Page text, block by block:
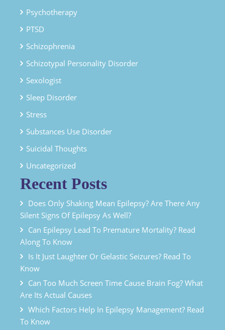
Psychotherapy
PTSD
Schizophrenia
Schizotypal Personality Disorder
Sexologist
Sleep Disorder
Stress
Substances Use Disorder
Suicidal Thoughts
Uncategorized
Recent Posts
Does Only Shaking Mean Epilepsy? Are There Any
Silent Signs Of Epilepsy As Well?
Can Epilepsy Lead To Premature Mortality? Read
Along To Know
Is It Just Laughter Or Gelastic Seizures? Read To
Know
Can Too Much Screen Time Cause Brain Fog? What
Are Its Actual Causes
Which Factors Help In Epilepsy Management? Read
To Know